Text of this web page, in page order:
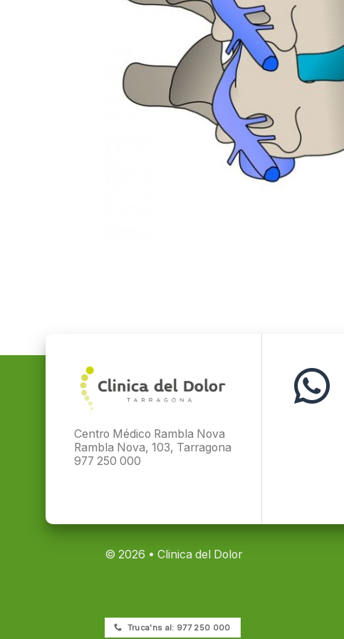
Centro Médico Rambla Nova
Rambla Nova, 103, Tarragona
977 250 000
© 2026 • Clinica del Dolor
Copyright 2026 ©Clinica del Dolor Tarragona
Truca'ns al: 977 250 000